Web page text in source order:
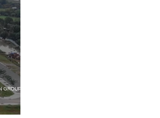
GROUP